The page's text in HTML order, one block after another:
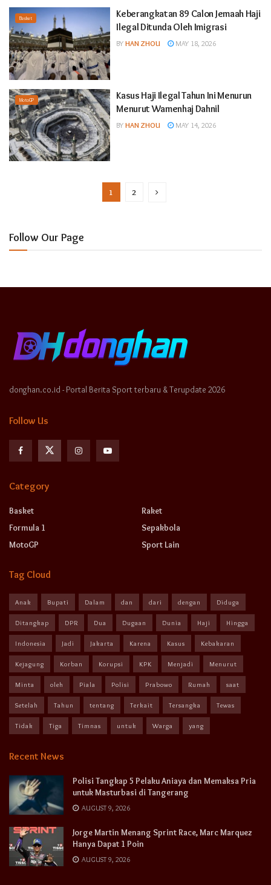
Basket
Keberangkatan 89 Calon Jemaah Haji
Ilegal Ditunda Oleh Imigrasi
BY HAN ZHOU MAY 18, 2026
MotoGP
Kasus Haji Ilegal Tahun Ini Menurun
Menurut Wamenhaj Dahnil
BY HAN ZHOU MAY 14, 2026
1 2
Follow Our Page
donghan.co.id - Portal Berita Sport terbaru & Terupdate 2026
Follow Us
Category
Basket
Formula 1
MotoGP
Raket
Sepakbola
Sport Lain
Tag Cloud
Anak Bupati Dalam dan dari dengan Diduga
Ditangkap DPR Dua Dugaan Dunia Haji Hingga
Indonesia Jadi Jakarta Karena Kasus Kebakaran
Kejagung Korban Korupsi KPK Menjadi Menurut
Minta oleh Piala Polisi Prabowo Rumah saat
Setelah Tahun tentang Terkait Tersangka Tewas
Tidak Tiga Timnas untuk Warga yang
Recent News
Polisi Tangkap 5 Pelaku Aniaya dan Memaksa Pria
untuk Masturbasi di Tangerang
AUGUST 9, 2026
Jorge Martin Menang Sprint Race, Marc Marquez
Hanya Dapat 1 Poin
AUGUST 9, 2026